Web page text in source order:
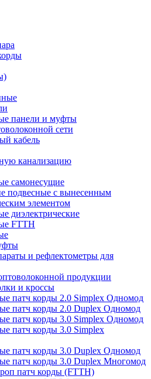
панели и муфты
сети
кабель
канализацию
самонесущие
подвесные с вынесенным
элементом
диэлектрические
FTTH
и рефлектометры для
продукции
и кроссы
патч корды 2.0 Simplex Одномод
патч корды 2.0 Duplex Одномод
патч корды 3.0 Simplex Одномод
патч корды 3.0 Simplex
патч корды 3.0 Duplex Одномод
патч корды 3.0 Duplex Многомод
патч корды (FTTH)